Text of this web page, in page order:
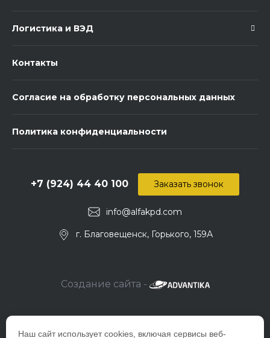
Наш сайт использует cookies, включая сервисы веб-
Логистика и ВЭД
Контакты
Согласие на обработку персональных данных
Политика конфиденциальности
info@alfakpd.com
+7 (924) 44 40 100
г. Благовещенск, Горького, 159А
Заказать звонок
Создание сайта -